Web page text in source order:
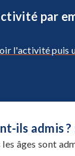
par
l'activité puis
ils admis ?
âges sont